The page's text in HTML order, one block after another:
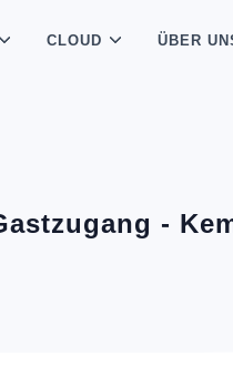
CLOUD ÜBER
-